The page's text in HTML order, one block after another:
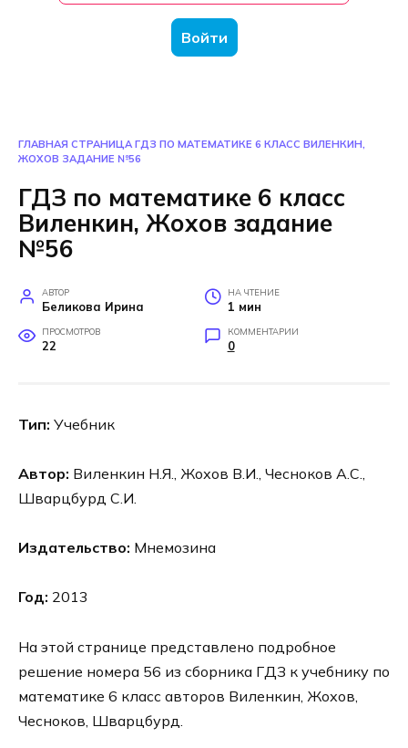
Войти
ГЛАВНАЯ СТРАНИЦА ГДЗ ПО МАТЕМАТИКЕ 6 КЛАСС ВИЛЕНКИН,
ЖОХОВ ЗАДАНИЕ №56
ГДЗ по математике 6 класс
Виленкин, Жохов задание
№56
АВТОР
Беликова Ирина
НА ЧТЕНИЕ
1 мин
ПРОСМОТРОВ
22
КОММЕНТАРИИ
0
Тип: Учебник
Автор: Виленкин Н.Я., Жохов В.И., Чесноков А.С.,
Шварцбурд С.И.
Издательство: Мнемозина
Год: 2013
На этой странице представлено подробное
решение номера 56 из сборника ГДЗ к учебнику по
математике 6 класс авторов Виленкин, Жохов,
Чесноков, Шварцбурд.